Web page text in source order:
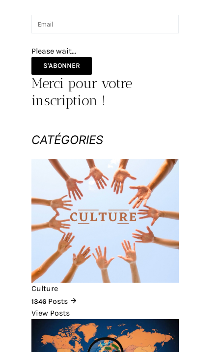
Please wait...
S'ABONNER
Merci pour votre
inscription !
CATÉGORIES
Culture
1346 Posts
View Posts